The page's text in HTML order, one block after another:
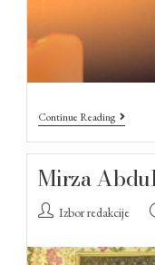
Continue Reading
Mirza
Izbor redakcije